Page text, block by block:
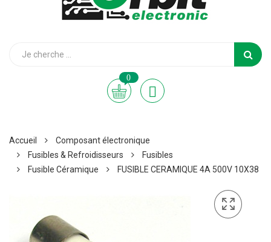
0
Accueil
Composant électronique
Fusibles & Refroidisseurs
Fusibles
Fusible Céramique
FUSIBLE CERAMIQUE 4A 500V 10X38